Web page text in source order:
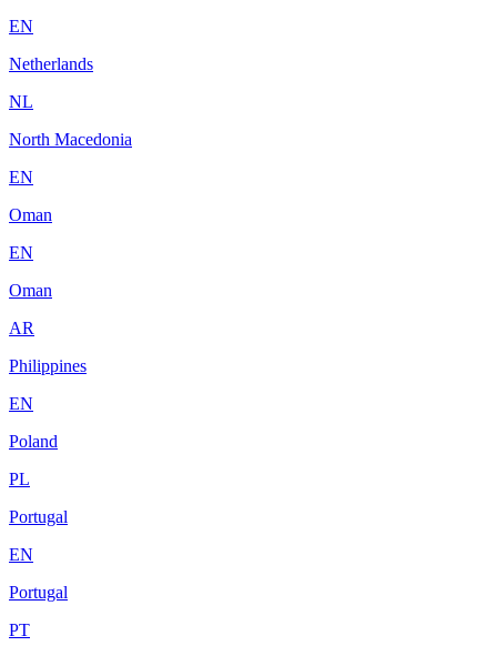
EN
Netherlands
NL
North Macedonia
EN
Oman
EN
Oman
AR
Philippines
EN
Poland
PL
Portugal
EN
Portugal
PT